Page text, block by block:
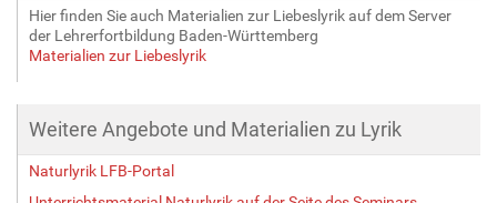
Hier finden Sie auch Materialien zur Liebeslyrik auf dem Server
der Lehrerfortbildung Baden-Württemberg
Materialien zur Liebeslyrik
Weitere Angebote und Materialien zu Lyrik
Naturlyrik LFB-Portal